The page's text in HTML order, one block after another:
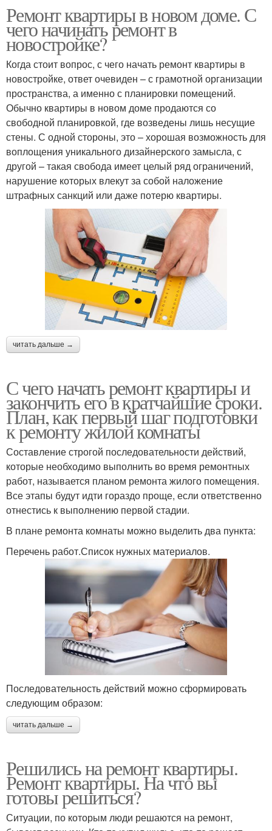
Ремонт квартиры в новом доме. С
чего начинать ремонт в
новостройке?
Когда стоит вопрос, с чего начать ремонт квартиры в
новостройке, ответ очевиден – с грамотной организации
пространства, а именно с планировки помещений.
Обычно квартиры в новом доме продаются со
свободной планировкой, где возведены лишь несущие
стены. С одной стороны, это – хорошая возможность для
воплощения уникального дизайнерского замысла, с
другой – такая свобода имеет целый ряд ограничений,
нарушение которых влекут за собой наложение
штрафных санкций или даже потерю квартиры.
читать дальше →
С чего начать ремонт квартиры и
закончить его в кратчайшие сроки.
План, как первый шаг подготовки
к ремонту жилой комнаты
Составление строгой последовательности действий,
которые необходимо выполнить во время ремонтных
работ, называется планом ремонта жилого помещения.
Все этапы будут идти гораздо проще, если ответственно
отнестись к выполнению первой стадии.
В плане ремонта комнаты можно выделить два пункта:
Перечень работ.Список нужных материалов.
Последовательность действий можно сформировать
следующим образом:
читать дальше →
Решились на ремонт квартиры.
Ремонт квартиры. На что вы
готовы решиться?
Ситуации, по которым люди решаются на ремонт,